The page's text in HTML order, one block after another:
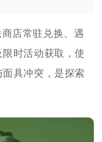
店常驻兑换、遇
时活动获取，使
具冲突，是探索